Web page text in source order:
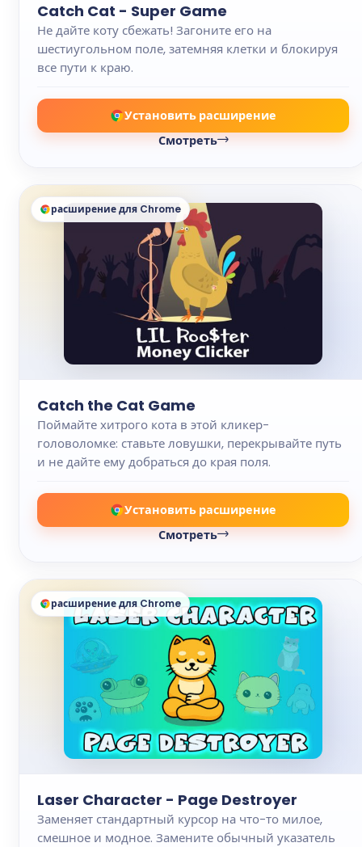
Catch Cat - Super Game
Не дайте коту сбежать! Загоните его на
шестиугольном поле, затемняя клетки и блокируя
все пути к краю.
Установить расширение
Смотреть
расширение для Chrome
Catch the Cat Game
Поймайте хитрого кота в этой кликер-
головоломке: ставьте ловушки, перекрывайте путь
и не дайте ему добраться до края поля.
Установить расширение
Смотреть
расширение для Chrome
Laser Character - Page Destroyer
Заменяет стандартный курсор на что-то милое,
смешное и модное. Замените обычный указатель